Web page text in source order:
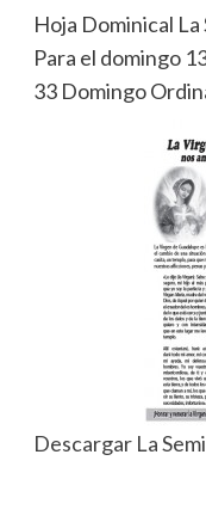
Hoja Dominical La
Para el domingo
33 Domingo
Descargar La